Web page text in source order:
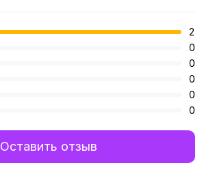
2
0
0
0
0
0
Оставить отзыв